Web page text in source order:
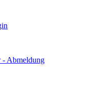
- Abmeldung